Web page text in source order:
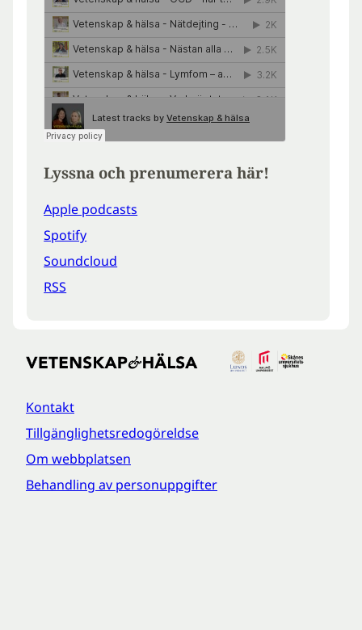
Lyssna och prenumerera här!
Apple podcasts
Spotify
Soundcloud
RSS
Kontakt
Tillgänglighetsredogöreldse
Om webbplatsen
Behandling av personuppgifter